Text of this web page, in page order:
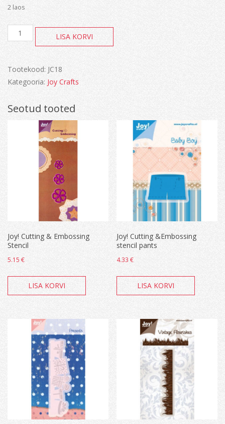
2 laos
Joy!
Floral
Flourishes
kogus
LISA KORVI
Tootekood: JC18
Kategooria: Joy Crafts
Seotud tooted
Joy! Cutting & Embossing
Stencil
5.15 €
LISA KORVI
Joy! Cutting &Embossing
stencil pants
4.33€
LISA KORVI